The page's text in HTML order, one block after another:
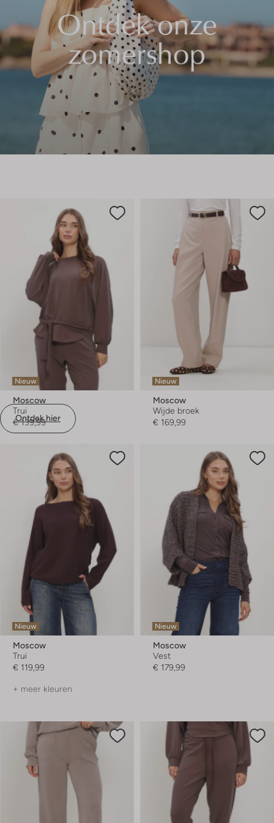
Ontdek hier
Nieuw
Moscow
Trui
€ 139,99
Nieuw
Moscow
Wijde broek
€ 169,99
Nieuw
Moscow
Trui
€ 119,99
+ meer kleuren
Nieuw
Moscow
Vest
€ 179,99